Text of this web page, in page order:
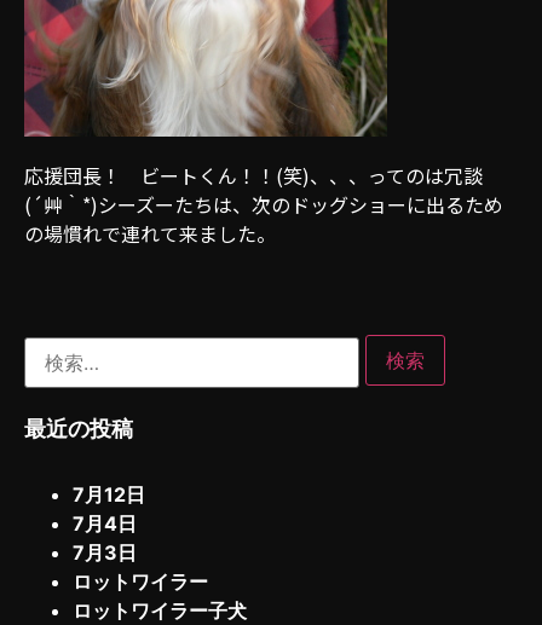
応援団長！ ビートくん！！(笑)、、、ってのは冗談
(´艸｀*)シーズーたちは、次のドッグショーに出るため
の場慣れで連れて来ました。
最近の投稿
7月12日
7月4日
7月3日
ロットワイラー
ロットワイラー子犬